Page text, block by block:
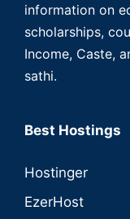
information on
scholarships,
Income, Caste,
sathi.
Best Hostings
Hostinger
EzerHost